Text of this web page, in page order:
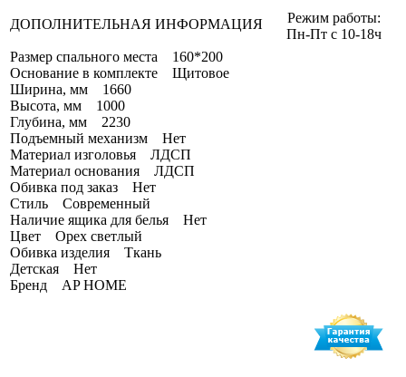
ДОПОЛНИТЕЛЬНАЯ ИНФОРМАЦИЯ
Размер спального места 160*200
Основание в комплекте Щитовое
Ширина, мм 1660
Высота, мм 1000
Глубина, мм 2230
Подъемный механизм Нет
Материал изголовья ЛДСП
Материал основания ЛДСП
Обивка под заказ Нет
Стиль Современный
Наличие ящика для белья Нет
Цвет Орех светлый
Обивка изделия Ткань
Детская Нет
Бренд AP HOME
Режим работы:
Пн-Пт с 10-18ч